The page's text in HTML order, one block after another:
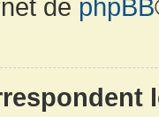
de phpBB